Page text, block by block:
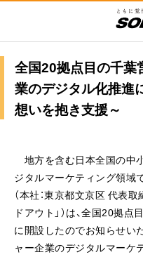
ン
全国20拠点目の千葉
業のデジタル化推進
想いを抱き支援～
地方を含む日本全国の中
ジタルマーケティング領域
（本社：東京都文京区 代表
ドアウト」）は、全国20拠
に開設したのでお知らせい
ャー企業のデジタルマーケ